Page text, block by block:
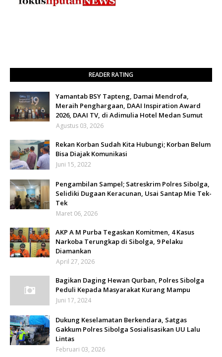
READER RATING
Yamantab BSY Tapteng, Damai Mendrofa,
Meraih Penghargaan, DAAI Inspiration Award
2026, DAAI TV, di Adimulia Hotel Medan Sumut
Agustus 03, 2026
Rekan Korban Sudah Kita Hubungi; Korban Belum
Bisa Diajak Komunikasi
Juni 15, 2022
Pengambilan Sampel; Satreskrim Polres Sibolga,
Selidiki Dugaan Keracunan, Usai Santap Mie Tek-
Tek
Maret 06, 2026
AKP A M Purba Tegaskan Komitmen, 4 Kasus
Narkoba Terungkap di Sibolga, 9 Pelaku
Diamankan
April 27, 2026
Bagikan Daging Hewan Qurban, Polres Sibolga
Peduli Kepada Masyarakat Kurang Mampu
Juni 17, 2024
Dukung Keselamatan Berkendara, Satgas
Gakkum Polres Sibolga Sosialisasikan UU Lalu
Lintas
Februari 03, 2026